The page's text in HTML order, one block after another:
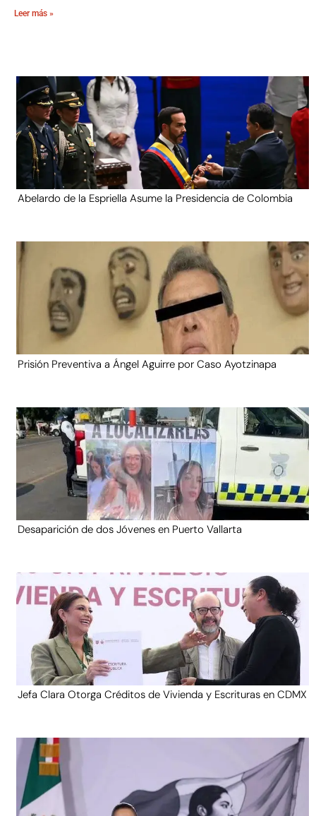
Leer más »
Abelardo de la Espriella Asume la Presidencia de Colombia
Prisión Preventiva a Ángel Aguirre por Caso Ayotzinapa
Desaparición de dos Jóvenes en Puerto Vallarta
Jefa Clara Otorga Créditos de Vivienda y Escrituras en CDMX